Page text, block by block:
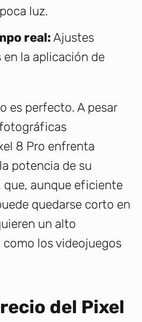
luz.
real: Ajustes
en la aplicación de
es perfecto. A pesar
8 Pro enfrenta
potencia de su
que, aunque eficiente
quedarse corto en
un alto
los videojuegos
del Pixel